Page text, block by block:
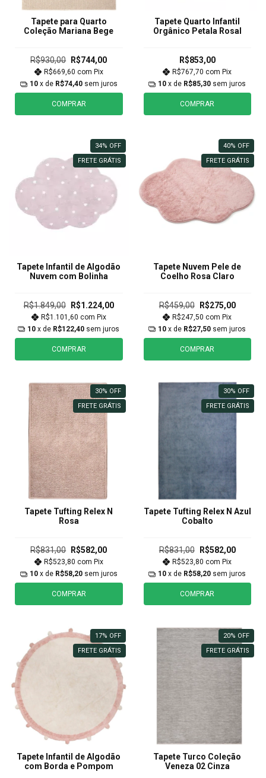
Tapete para Quarto
Coleção Mariana Bege
R$930,00 R$744,00
R$669,60 com Pix
10 x de R$74,40 sem juros
COMPRAR
Tapete Quarto Infantil
Orgânico Petala Rosal
R$853,00
R$767,70com Pix
10 x de R$85,30 sem juros
COMPRAR
34% OFF
FRETE GRÁTIS
Tapete Infantil de Algodão
Nuvem com Bolinha
R$1.849,00 R$1.224,00
R$1.101,60 com Pix
10 x de R$122,40 sem juros
COMPRAR
40% OFF
FRETE GRÁTIS
Tapete Nuvem Pele de
Coelho Rosa Claro
R$459,00 R$275,00
R$247,50com Pix
10 x de R$27,50 sem juros
COMPRAR
30% OFF
FRETE GRÁTIS
Tapete Tufting Relex N
Rosa
R$831,00 R$582,00
R$523,80 com Pix
10 x de R$58,20 sem juros
COMPRAR
30% OFF
FRETE GRÁTIS
Tapete Tufting Relex N Azul
Cobalto
R$831,00 R$582,00
R$523,80com Pix
10 x de R$58,20 sem juros
COMPRAR
17% OFF
FRETE GRÁTIS
Tapete Infantil de Algodão
com Borda e Pompom
20% OFF
FRETE GRÁTIS
Tapete Turco Coleção
Veneza 02 Cinza